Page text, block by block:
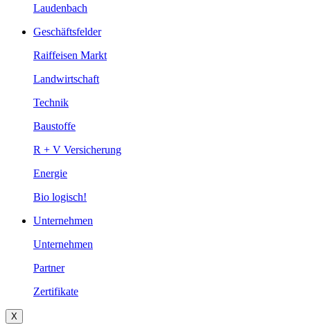
Laudenbach
Geschäftsfelder
Raiffeisen Markt
Landwirtschaft
Technik
Baustoffe
R + V Versicherung
Energie
Bio logisch!
Unternehmen
Unternehmen
Partner
Zertifikate
X